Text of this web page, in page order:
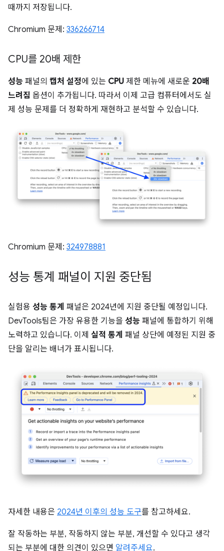
때까지 저장됩니다.
Chromium 문제: 336266714
CPU를 20배 제한
성능 패널의 캡처 설정에 있는 CPU 제한 메뉴에 새로운 20배
느려짐 옵션이 추가됩니다. 따라서 이제 고급 컴퓨터에서도 실
제 성능 문제를 더 정확하게 재현하고 분석할 수 있습니다.
Chromium 문제: 324978881
성능 통계 패널이 지원 중단됨
실험용 성능 통계 패널은 2024년에 지원 중단될 예정입니다.
DevTools팀은 가장 유용한 기능을 성능 패널에 통합하기 위해
노력하고 있습니다. 이제 실적 통계 패널 상단에 예정된 지원 중
단을 알리는 배너가 표시됩니다.
자세한 내용은 2024년 이후의 성능 도구를 참고하세요.
잘 작동하는 부분, 작동하지 않는 부분, 개선할 수 있다고 생각
되는 부분에 대한 의견이 있으면 알려주세요.